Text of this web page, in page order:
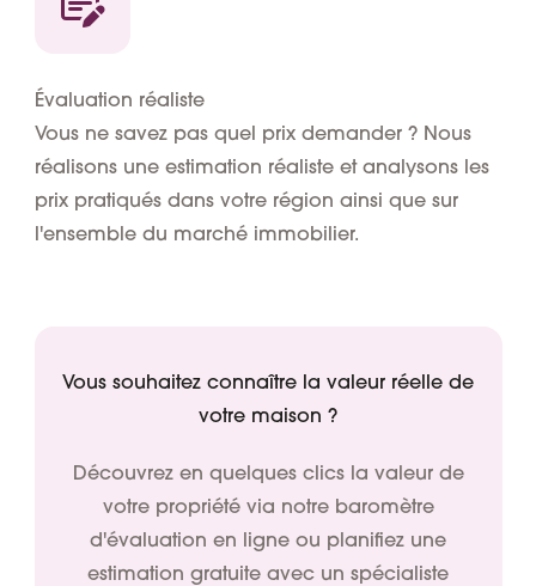
Évaluation réaliste
Vous ne savez pas quel prix demander ? Nous
réalisons une estimation réaliste et analysons les
prix pratiqués dans votre région ainsi que sur
l'ensemble du marché immobilier.
Vous souhaitez connaître la valeur réelle de
votre maison ?
Découvrez en quelques clics la valeur de
votre propriété via notre baromètre
d'évaluation en ligne ou planifiez une
estimation gratuite avec un spécialiste